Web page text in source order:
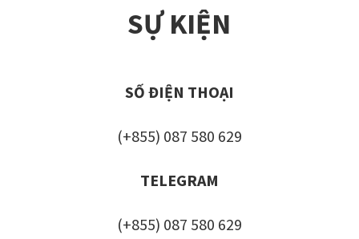
SỰ KIỆN
SỐ ĐIỆN THOẠI
(+855) 087 580 629
TELEGRAM
(+855) 087 580 629